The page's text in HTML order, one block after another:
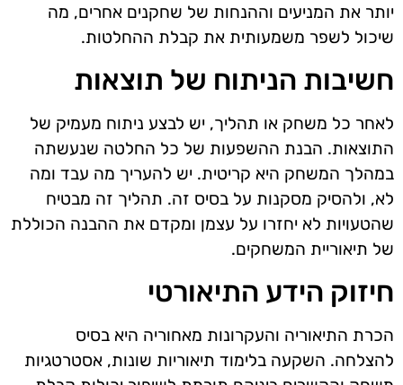
יותר את המניעים וההנחות של שחקנים אחרים, מה
שיכול לשפר משמעותית את קבלת ההחלטות.
חשיבות הניתוח של תוצאות
לאחר כל משחק או תהליך, יש לבצע ניתוח מעמיק של
התוצאות. הבנת ההשפעות של כל החלטה שנעשתה
במהלך המשחק היא קריטית. יש להעריך מה עבד ומה
לא, ולהסיק מסקנות על בסיס זה. תהליך זה מבטיח
שהטעויות לא יחזרו על עצמן ומקדם את ההבנה הכוללת
של תיאוריית המשחקים.
חיזוק הידע התיאורטי
הכרת התיאוריה והעקרונות מאחוריה היא בסיס
להצלחה. השקעה בלימוד תיאוריות שונות, אסטרטגיות